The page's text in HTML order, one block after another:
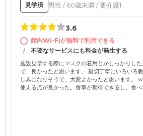
見学済 男性 / 60歳未満 / 要介護1
3.6
館内Wi-Fiが無料で利用できる
不要なサービスにも料金が発生する
施設見学する際にマスクの着用とかしっかりし
で、良かったと思います。 親切丁寧にいろいろ
しみになりそうで、大変よかったと思います。
使える点が良かった。食事が期待できるし、食べ